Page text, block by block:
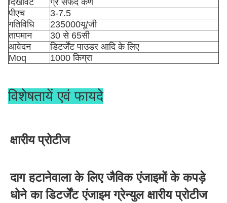
दिखावट
ग्रे सफेद कण
पीएच
3-7.5
गतिविधि
235000यू/जी
तापमान
30 से 65सी
आवेदन
डिटर्जेंट पाउडर आदि के लिए
Moq
1000 किग्रा
विशेषतायें एवं फायदे
क्षारीय प्रोटीज
दाग हटानेवाला के लिए जैविक एंजाइमों के कपड़े
धोने का डिटर्जेंट एंजाइम ग्रेन्युल क्षारीय प्रोटीज